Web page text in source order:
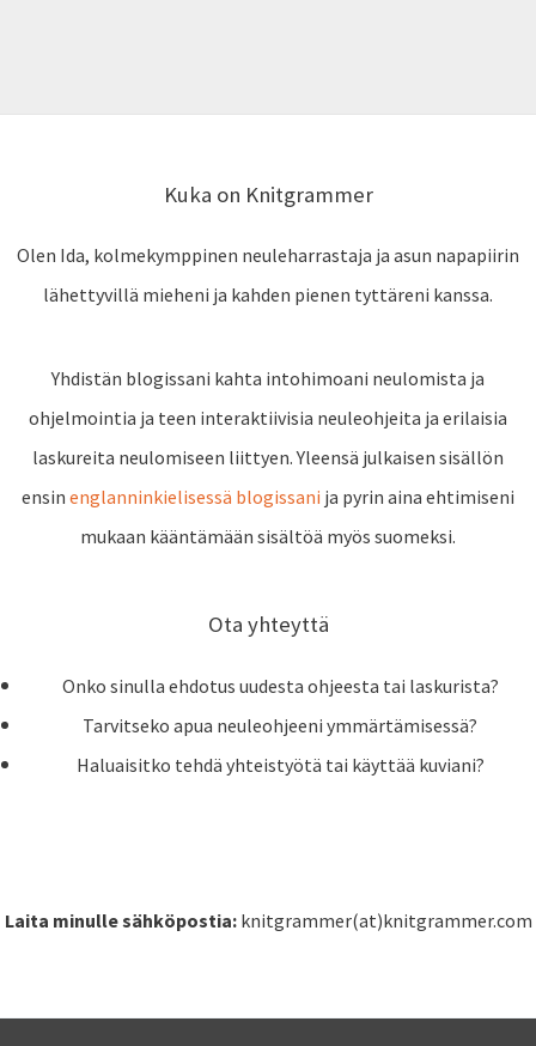
Kuka on Knitgrammer
Olen Ida, kolmekymppinen neuleharrastaja ja asun napapiirin
lähettyvillä mieheni ja kahden pienen tyttäreni kanssa.
Yhdistän blogissani kahta intohimoani neulomista ja
ohjelmointia ja teen interaktiivisia neuleohjeita ja erilaisia
laskureita neulomiseen liittyen. Yleensä julkaisen sisällön
ensin englanninkielisessä blogissani ja pyrin aina ehtimiseni
mukaan kääntämään sisältöä myös suomeksi.
Ota yhteyttä
Onko sinulla ehdotus uudesta ohjeesta tai laskurista?
Tarvitseko apua neuleohjeeni ymmärtämisessä?
Haluaisitko tehdä yhteistyötä tai käyttää kuviani?
Laita minulle sähköpostia:knitgrammer(at)knitgrammer.com